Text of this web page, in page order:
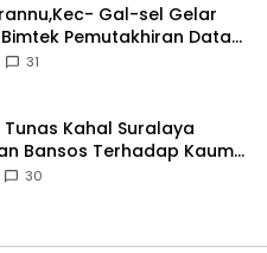
Gal-sel Gelar
Pemutakhiran Data
31
Kahal Suralaya
Bansos Terhadap Kaum
Yatim-Piatu
30